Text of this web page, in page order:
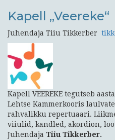
Kapell „Veereke“
Juhendaja Tiiu Tikkerber
Kapell VEEREKE tegutseb
Lehtse Kammerkooris
rahvalikku repertuaari.
viiulid, kandled, akordion,
Juhendaja Tiiu Tikkerber.